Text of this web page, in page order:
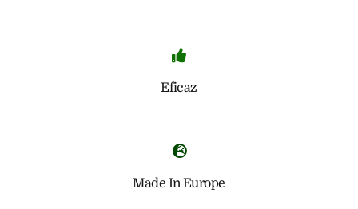
Eficaz
Made In Europe